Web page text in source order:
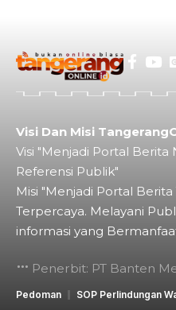
Visi Dan Misi
Visi "Menjadi Portal Berita
Referensi Publik"
Misi "Menjadi Portal
Terpercaya. Melayani
informasi yang
Penerbit: PT Banten
Pedoman SOP Perlindungan